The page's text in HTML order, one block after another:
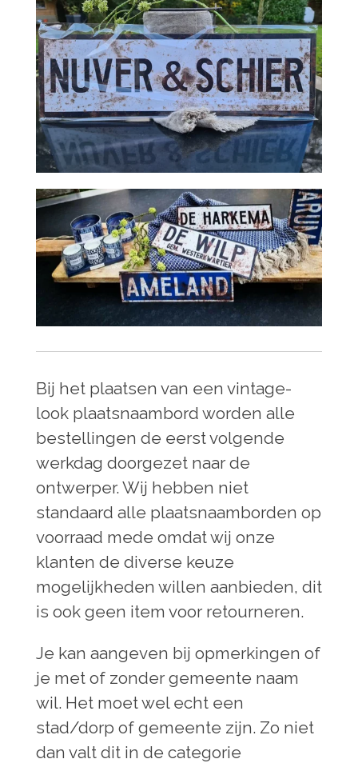
Bij het plaatsen van een vintage-
look plaatsnaambord worden alle
bestellingen de eerst volgende
werkdag doorgezet naar de
ontwerper. Wij hebben niet
standaard alle plaatsnaamborden op
voorraad mede omdat wij onze
klanten de diverse keuze
mogelijkheden willen aanbieden, dit
is ook geen item voor retourneren.
Je kan aangeven bij opmerkingen of
je met of zonder gemeente naam
wil. Het moet wel echt een
stad/dorp of gemeente zijn. Zo niet
dan valt dit in de categorie